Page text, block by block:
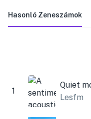
Hasonló Zeneszámok
1
Quiet
Lesfm